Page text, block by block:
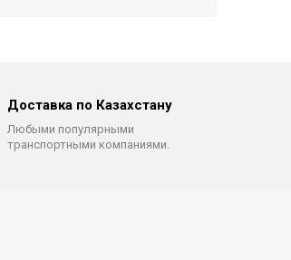
Доставка по Казахстану
Любыми популярными
транспортными компаниями.